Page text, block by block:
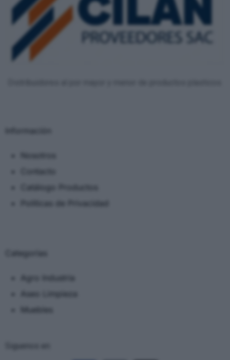
Información
Políticas de Privacidad
Categorias
Aseo Limpieza
Muebles